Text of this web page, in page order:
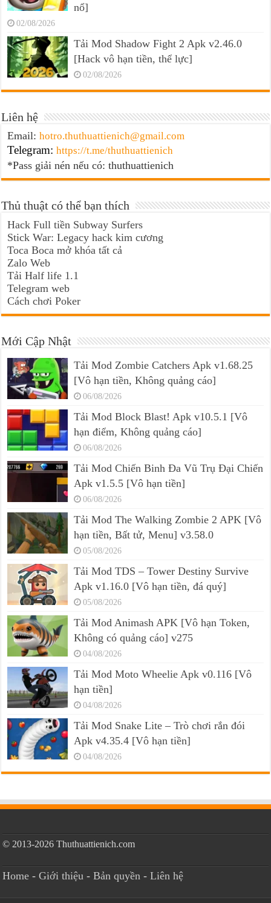
nổ]
02/08/2026
Tải Mod Shadow Fight 2 Apk v2.46.0
[Hack vô hạn tiền, thể lực]
02/08/2026
Liên hệ
Email:hotro.thuthuattienich@gmail.com
Telegram: https://t.me/thuthuattienich
*Pass giải nén nếu có: thuthuattienich
Thủ thuật có thể bạn thích
Hack Full tiền Subway Surfers
Stick War: Legacy hack kim cương
Toca Boca mở khóa tất cả
Zalo Web
Tải Half life 1.1
Telegram web
Cách chơi Poker
Mới Cập Nhật
Tải Mod Zombie Catchers Apk v1.68.25
[Vô hạn tiền, Không quảng cáo]
06/08/2026
Tải Mod Block Blast! Apk v10.5.1 [Vô
hạn điểm, Không quảng cáo]
06/08/2026
Tải Mod Chiến Binh Đa Vũ Trụ Đại Chiến
Apk v1.5.5 [Vô hạn tiền]
06/08/2026
Tải Mod The Walking Zombie 2 APK [Vô
hạn tiền, Bất tử, Menu] v3.58.0
05/08/2026
Tải Mod TDS – Tower Destiny Survive
Apk v1.16.0 [Vô hạn tiền, đá quý]
05/08/2026
Tải Mod Animash APK [Vô hạn Token,
Không có quảng cáo] v275
04/08/2026
Tải Mod Moto Wheelie Apk v0.116 [Vô
hạn tiền]
04/08/2026
Tải Mod Snake Lite – Trò chơi rắn đói
Apk v4.35.4 [Vô hạn tiền]
04/08/2026
© 2013-2026 Thuthuattienich.com
Home -Giới thiệu -Bản quyền -Liên hệ